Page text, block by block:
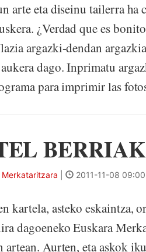
arte eta diseinu tailerra ha
¿Verdad que es
argazki-dendan
dago. Inprimatu
para imprimir las
BERRIAK
Merkataritzara 2011-11-08 09:00
kartela, asteko eskaintza,
dagoeneko Euskara
artean. Aurten, eta askok